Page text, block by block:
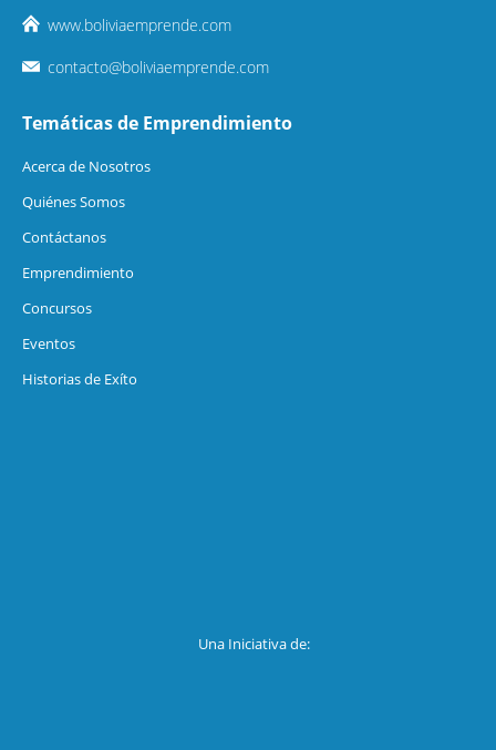
www.boliviaemprende.com
contacto@boliviaemprende.com
Temáticas de Emprendimiento
Acerca de Nosotros
Quiénes Somos
Contáctanos
Emprendimiento
Concursos
Eventos
Historias de Exíto
Una Iniciativa de: